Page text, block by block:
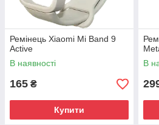
Ремінець Xiaomi Mi Band 9
Active
В наявності
165 ₴
Купити
В